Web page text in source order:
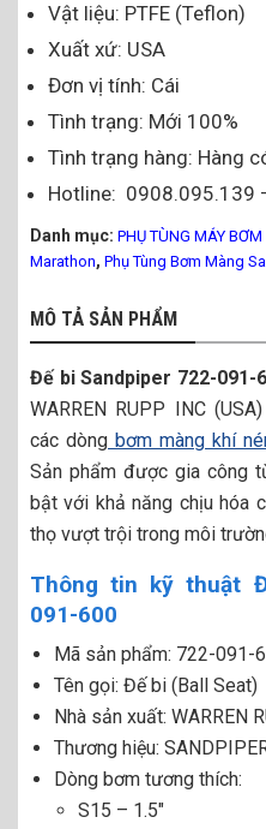
Vật liệu: PTFE (Teflon)
Xuất xứ: USA
Đơn vị tính: Cái
Tình trạng: Mới 100%
Tình trạng hàng: Hàng
Hotline: 0908.095.139
Danh mục: PHỤ TÙNG MÁY
Marathon, Phụ Tùng Bơm Màng
MÔ TẢ SẢN PHẨM
Đế bi Sandpiper 722-091-
WARREN RUPP INC
các dòng bơm màng khí
Sản phẩm được gia công
bật với khả năng chịu hóa
thọ vượt trội trong môi
Thông tin kỹ thuật
091-600
Mã sản phẩm: 722-091-
Tên gọi: Đế bi (Ball Seat)
Nhà sản xuất: WARREN
Thương hiệu:
Dòng bơm tương thích:
S15 – 1.5″